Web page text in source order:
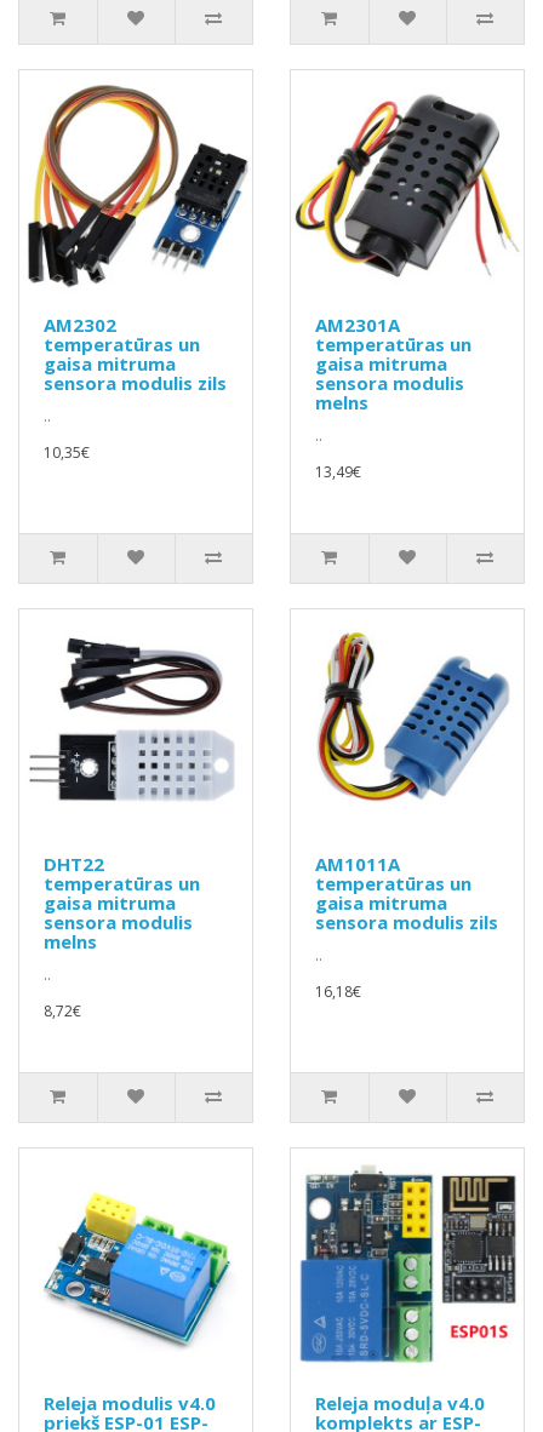
AM2302
temperatūras un
gaisa mitruma
sensora modulis zils
..
10,35€
AM2301A
temperatūras un
gaisa mitruma
sensora modulis
melns
..
13,49€
DHT22
temperatūras un
gaisa mitruma
sensora modulis
melns
..
8,72€
AM1011A
temperatūras un
gaisa mitruma
sensora modulis zils
..
16,18€
Releja modulis v4.0
priekš ESP-01 ESP-
Releja moduļa v4.0
komplekts ar ESP-